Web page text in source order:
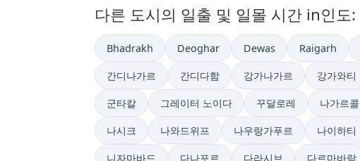
다른 도시의 일출 및 일몰 시간 in인도:
Bhadrakh Deoghar Dewas Raigarh
간디나가르 간디다함 강가나가르 강가와티
군타칼 그레이터 노이다 꾸달로레 나가르콜
나시크 나와드위프 나우랑가푸르 나이하티
니자마바드 다나포르 다라시브 다르마바람